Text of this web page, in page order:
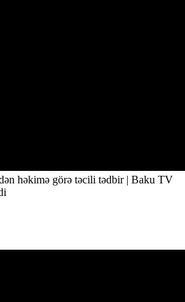
həkimə görə təcili tədbir | Baku TV